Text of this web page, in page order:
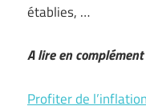
établies, …
A lire en complément
Profiter de